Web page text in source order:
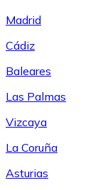
Madrid
Cádiz
Baleares
Las Palmas
Vizcaya
La Coruña
Asturias